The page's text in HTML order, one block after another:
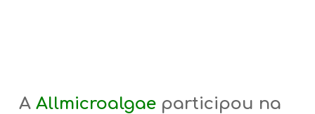
A Allmicroalgaeparticipou na